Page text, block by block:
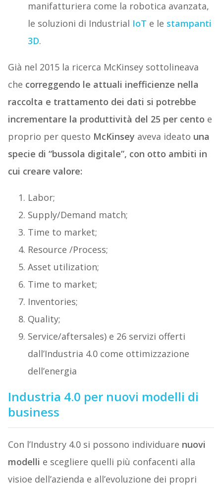
manifatturiera come la robotica avanzata,
le soluzioni di Industrial IoT e le stampanti
3D.
Già nel 2015 la ricerca McKinsey sottolineava
che correggendo le attuali inefficienze nella
raccolta e trattamento dei dati si potrebbe
incrementare la produttività del 25 per cento e
proprio per questo McKinsey aveva ideato una
specie di “bussola digitale”, con otto ambiti in
cui creare valore:
Labor;
Supply/Demand match;
Time to market;
Resource /Process;
Asset utilization;
Time to market;
Inventories;
Quality;
Service/aftersales) e 26 servizi offerti
dall’Industria 4.0 come ottimizzazione
dell’energia
Industria 4.0 per nuovi modelli di
business
Con l’Industry 4.0 si possono individuare nuovi
modelli e scegliere quelli più confacenti alla
visioe dell’azienda e all’evoluzione dei propri